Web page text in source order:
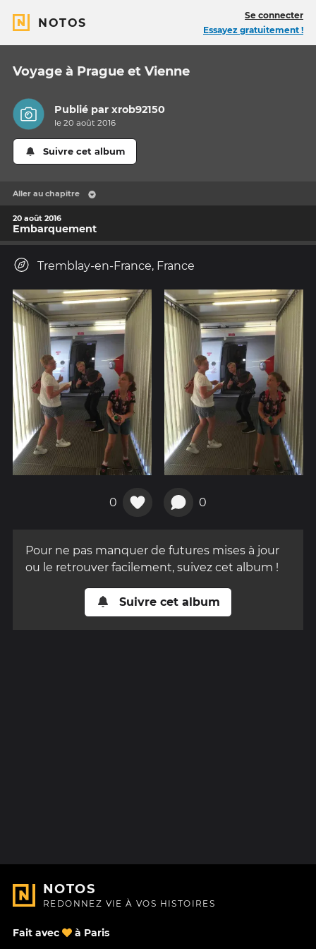
NOTOS
Se connecter
Essayez gratuitement !
Voyage à Prague et Vienne
Publié parxrob92150
le 20 août 2016
Suivre cet album
Aller au chapitre
20 août 2016
Embarquement
Tremblay-en-France, France
0 0
Pour ne pas manquer de futures mises à jour
ou le retrouver facilement, suivez cet album !
Suivre cet album
NOTOS
REDONNEZ VIE À VOS HISTOIRES
Fait avec à Paris